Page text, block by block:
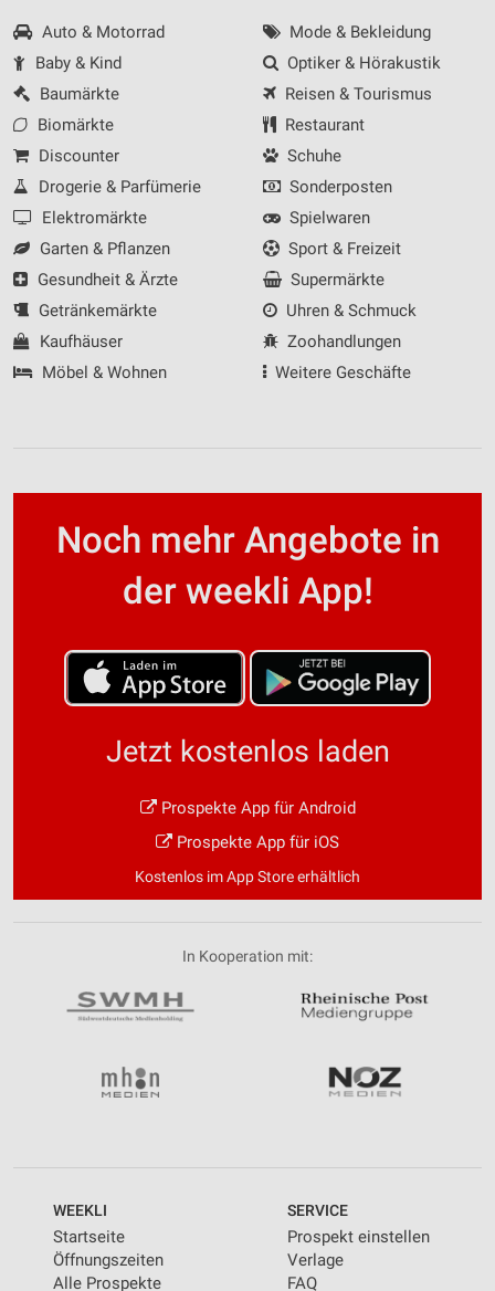
Auto & Motorrad
Baby & Kind
Baumärkte
Biomärkte
Discounter
Drogerie & Parfümerie
Elektromärkte
Garten & Pflanzen
Gesundheit & Ärzte
Getränkemärkte
Kaufhäuser
Möbel & Wohnen
Mode & Bekleidung
Optiker & Hörakustik
Reisen & Tourismus
Restaurant
Schuhe
Sonderposten
Spielwaren
Sport & Freizeit
Supermärkte
Uhren & Schmuck
Zoohandlungen
Weitere Geschäfte
Noch mehr Angebote in
der weekli App!
Jetzt kostenlos laden
Prospekte App für Android
Prospekte App für iOS
Kostenlos im App Store erhältlich
In Kooperation mit:
WEEKLI
Startseite
Öffnungszeiten
Alle Prospekte
SERVICE
Prospekt einstellen
Verlage
FAQ